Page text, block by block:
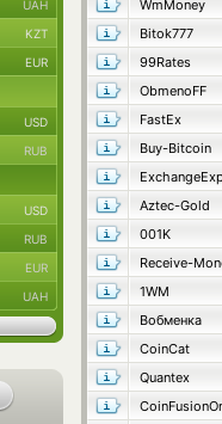
WmMoney
Bitok777
99Rates
ObmenoFF
FastEx
Buy-Bitcoin
Aztec-Gold
001K
Receive-
1WM
Вобменка
CoinCat
Quantex
UAH
KZT
EUR
USD
RUB
USD
RUB
EUR
UAH